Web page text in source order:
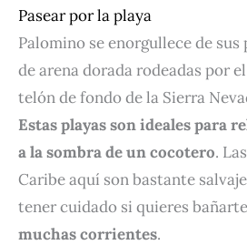
Pasear por la playa
Palomino se enorgullece de
de arena dorada rodeadas por
telón de fondo de la Sierra
Estas playas son ideales para
a la sombra de un cocotero.
Caribe aquí son bastante
tener cuidado si quieres
muchas corrientes.